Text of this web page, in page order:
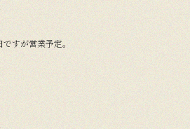
すが営業予定。